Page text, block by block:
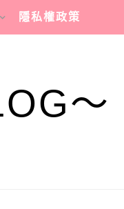
隱私權政策
～